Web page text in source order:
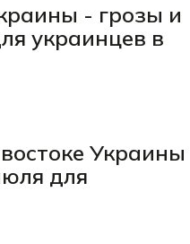
- грозы и
украинцев в
Украины
для